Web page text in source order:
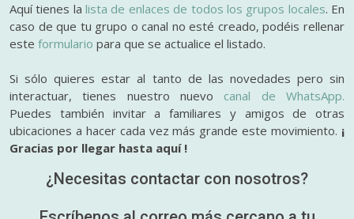
Aquí tienes lalista de enlaces de todos los grupos locales. En
caso de que tu grupo o canal no esté creado, podéis rellenar
este formulario para que se actualice el listado.
Si sólo quieres estar al tanto de las novedades pero sin
interactuar, tienes nuestro nuevo canal de WhatsApp.
Puedes también invitar a familiares y amigos de otras
ubicaciones a hacer cada vez más grande este movimiento. ¡
Gracias por llegar hasta aquí !
¿Necesitas contactar con nosotros?